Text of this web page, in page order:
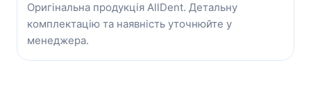
Оригінальна продукція AllDent. Детальну
комплектацію та наявність уточнюйте у
менеджера.